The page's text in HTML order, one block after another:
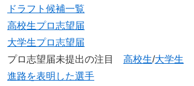
ドラフト候補一覧
高校生プロ志望届
大学生プロ志望届
プロ志望届未提出の注目 高校生/大学生
進路を表明した選手